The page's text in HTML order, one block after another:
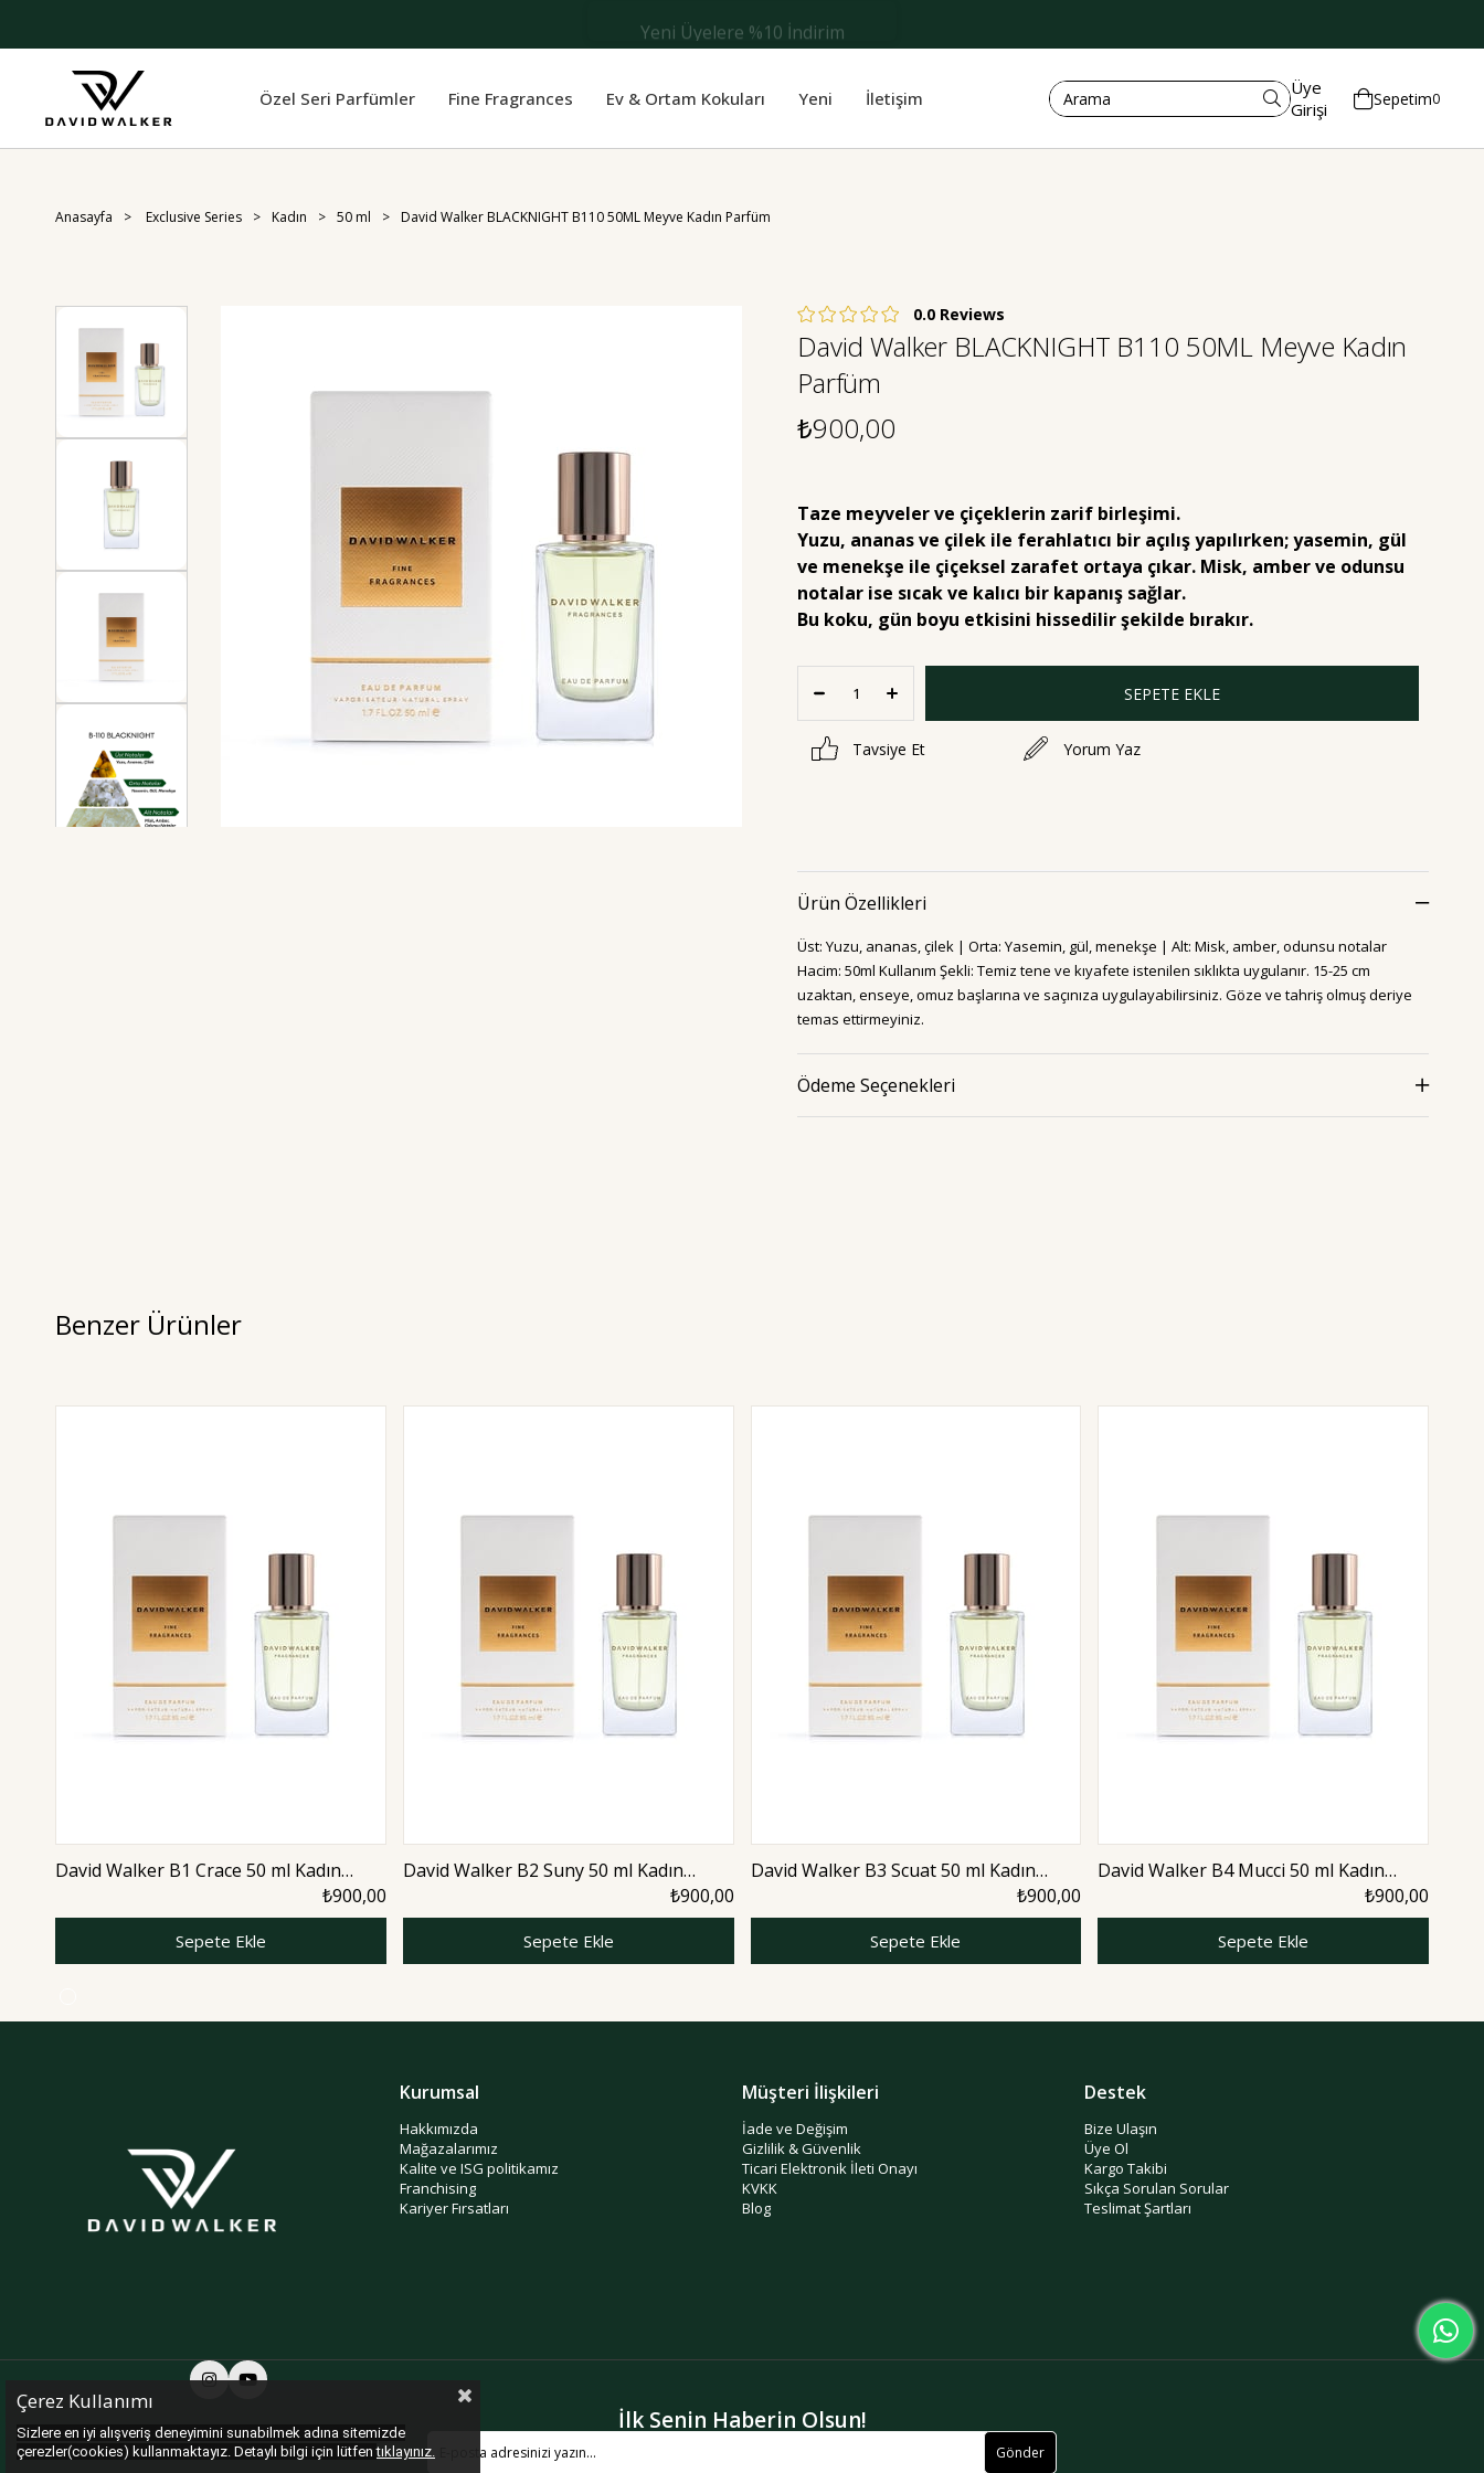
Yeni Üyelere %10 İndirim
Özel Seri Parfümler Fine Fragrances Ev & Ortam Kokuları Yeni İletişim
Üye
Girişi
Sepetim0
Anasayfa Exclusive Series Kadın 50 ml David Walker BLACKNIGHT B110 50ML Meyve Kadın Parfüm
0.0
David Walker BLACKNIGHT B110 50ML Meyve Kadın
Parfüm
₺900,00
Taze meyveler ve çiçeklerin zarif birleşimi.
Yuzu, ananas ve çilek ile ferahlatıcı bir açılış yapılırken; yasemin, gül
ve menekşe ile çiçeksel zarafet ortaya çıkar. Misk, amber ve odunsu
notalar ise sıcak ve kalıcı bir kapanış sağlar.
Bu koku, gün boyu etkisini hissedilir şekilde bırakır.
Tavsiye Et Yorum Yaz
Ürün Özellikleri
Üst: Yuzu, ananas, çilek | Orta: Yasemin, gül, menekşe | Alt: Misk, amber, odunsu notalar
Hacim: 50ml Kullanım Şekli: Temiz tene ve kıyafete istenilen sıklıkta uygulanır. 15-25 cm
uzaktan, enseye, omuz başlarına ve saçınıza uygulayabilirsiniz. Göze ve tahriş olmuş deriye
temas ettirmeyiniz.
Ödeme Seçenekleri
Benzer Ürünler
David Walker B1 Crace 50 ml Kadın
₺900,00
Sepete Ekle
David Walker B2 Suny 50 ml Kadın
₺900,00
Sepete Ekle
David Walker B3 Scuat 50 ml Kadın
₺900,00
Sepete Ekle
David Walker B4 Mucci 50 ml Kadın
₺900,00
Sepete Ekle
Kurumsal
Hakkımızda
Mağazalarımız
Kalite ve ISG politikamız
Franchising
Kariyer Fırsatları
Müşteri İlişkileri
İade ve Değişim
Gizlilik & Güvenlik
Ticari Elektronik İleti Onayı
KVKK
Blog
Destek
Bize Ulaşın
Üye Ol
Kargo Takibi
Sıkça Sorulan Sorular
Teslimat Şartları
İlk Senin Haberin Olsun!
Gönder
Çerez Kullanımı
Sizlere en iyi alışveriş deneyimini sunabilmek adına sitemizde
çerezler(cookies) kullanmaktayız. Detaylı bilgi için lütfentıklayınız.